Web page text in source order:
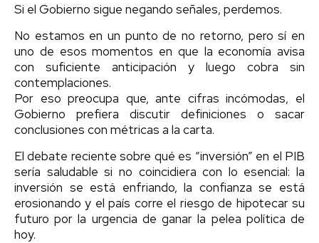
Si el Gobierno sigue negando señales, perdemos.
No estamos en un punto de no retorno, pero sí en
uno de esos momentos en que la economía avisa
con suficiente anticipación y luego cobra sin
contemplaciones.
Por eso preocupa que, ante cifras incómodas, el
Gobierno prefiera discutir definiciones o sacar
conclusiones con métricas a la carta.
El debate reciente sobre qué es “inversión” en el PIB
sería saludable si no coincidiera con lo esencial: la
inversión se está enfriando, la confianza se está
erosionando y el país corre el riesgo de hipotecar su
futuro por la urgencia de ganar la pelea política de
hoy.